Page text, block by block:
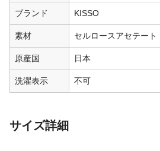
ブランド KISSO
素材 セルロースアセテート
原産国 日本
洗濯表示 不可
サイズ詳細